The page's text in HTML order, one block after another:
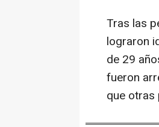
Tras las
lograron
de 29
fueron
que otras